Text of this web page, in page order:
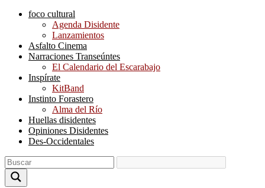
foco cultural
Agenda Disidente
Lanzamientos
Asfalto Cinema
Narraciones Transeúntes
El Calendario del Escarabajo
Inspírate
KitBand
Instinto Forastero
Alma del Río
Huellas disidentes
Opiniones Disidentes
Des-Occidentales